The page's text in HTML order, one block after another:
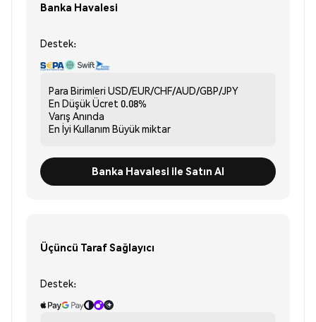
Banka Havalesi
Destek:
Para Birimleri USD/EUR/CHF/AUD/GBP/JPY
En Düşük Ücret 0.08%
Varış Anında
En İyi Kullanım Büyük miktar
Banka Havalesi ile Satın Al
Üçüncü Taraf Sağlayıcı
Destek: